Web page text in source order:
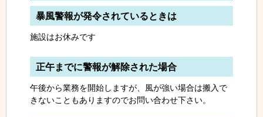
暴風警報が発令されているときは
施設はお休みです
正午までに警報が解除された場合
午後から業務を開始しますが、風が強い場合は搬入で
きないこともありますのでお問い合わせ下さい。